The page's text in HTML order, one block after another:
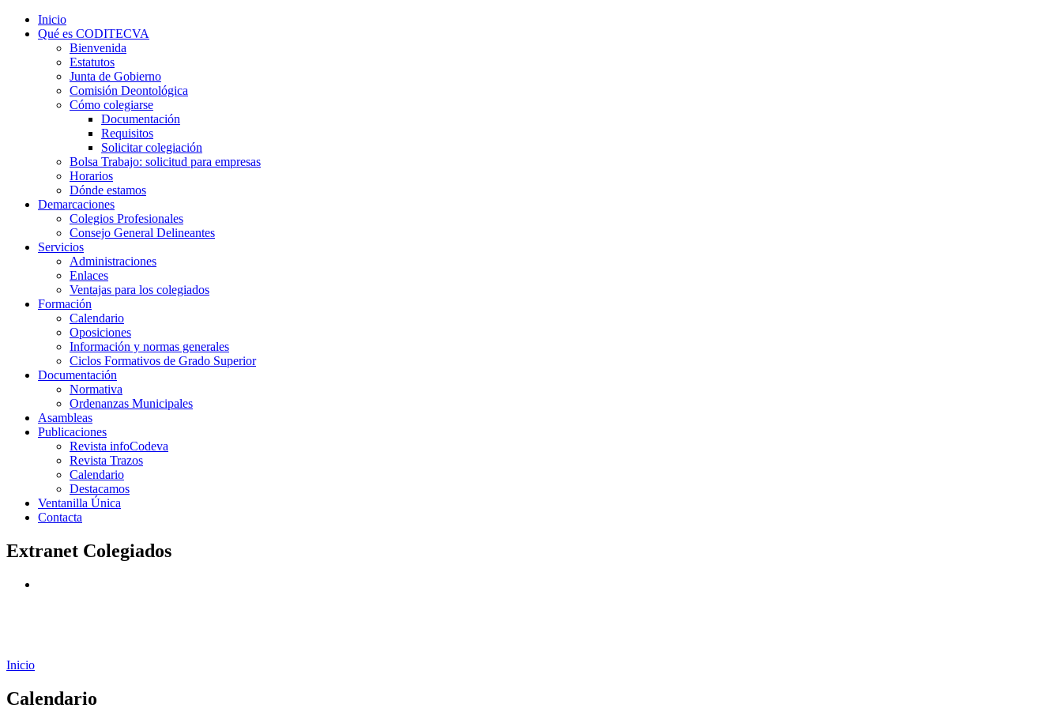
Inicio
Qué es CODITECVA
Bienvenida
Estatutos
Junta de Gobierno
Comisión Deontológica
Cómo colegiarse
Documentación
Requisitos
Solicitar colegiación
Bolsa Trabajo: solicitud para empresas
Horarios
Dónde estamos
Demarcaciones
Colegios Profesionales
Consejo General Delineantes
Servicios
Administraciones
Enlaces
Ventajas para los colegiados
Formación
Calendario
Oposiciones
Información y normas generales
Ciclos Formativos de Grado Superior
Documentación
Normativa
Ordenanzas Municipales
Asambleas
Publicaciones
Revista infoCodeva
Revista Trazos
Calendario
Destacamos
Ventanilla Única
Contacta
Extranet Colegiados
Inicio
Calendario